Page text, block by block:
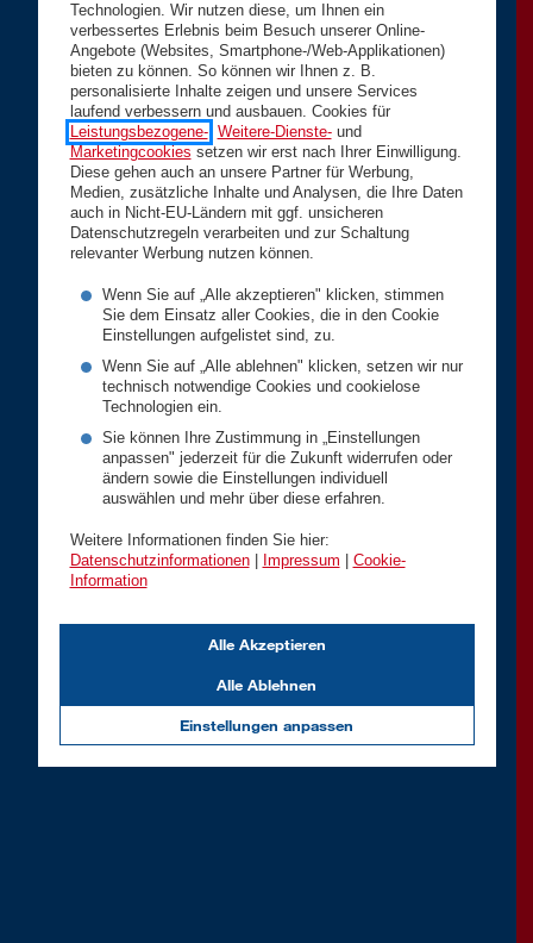
Technologien. Wir nutzen diese, um Ihnen ein
verbessertes Erlebnis beim Besuch unserer Online-
Angebote (Websites, Smartphone-/Web-Applikationen)
bieten zu können. So können wir Ihnen z. B.
personalisierte Inhalte zeigen und unsere Services
laufend verbessern und ausbauen. Cookies für
Leistungsbezogene-, Weitere-Dienste-und
Marketingcookies setzen wir erst nach Ihrer Einwilligung.
Diese gehen auch an unsere Partner für Werbung,
Medien, zusätzliche Inhalte und Analysen, die Ihre Daten
auch in Nicht-EU-Ländern mit ggf. unsicheren
Datenschutzregeln verarbeiten und zur Schaltung
relevanter Werbung nutzen können.
Wenn Sie auf „Alle akzeptieren" klicken, stimmen
Sie dem Einsatz aller Cookies, die in den Cookie
Einstellungen aufgelistet sind, zu.
Wenn Sie auf „Alle ablehnen" klicken, setzen wir nur
technisch notwendige Cookies und cookielose
Technologien ein.
Sie können Ihre Zustimmung in „Einstellungen
anpassen" jederzeit für die Zukunft widerrufen oder
ändern sowie die Einstellungen individuell
auswählen und mehr über diese erfahren.
Weitere Informationen finden Sie hier:
Datenschutzinformationen| Impressum
Cookie-
Information
Einstellungen anpassen
Alle Ablehnen
Alle Akzeptieren